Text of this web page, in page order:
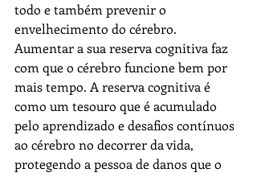
todo e também prevenir o
envelhecimento do cérebro.
Aumentar a sua reserva cognitiva faz
com que o cérebro funcione bem por
mais tempo. A reserva cognitiva é
como um tesouro que é acumulado
pelo aprendizado e desafios contínuos
ao cérebro no decorrer da vida,
protegendo a pessoa de danos que o